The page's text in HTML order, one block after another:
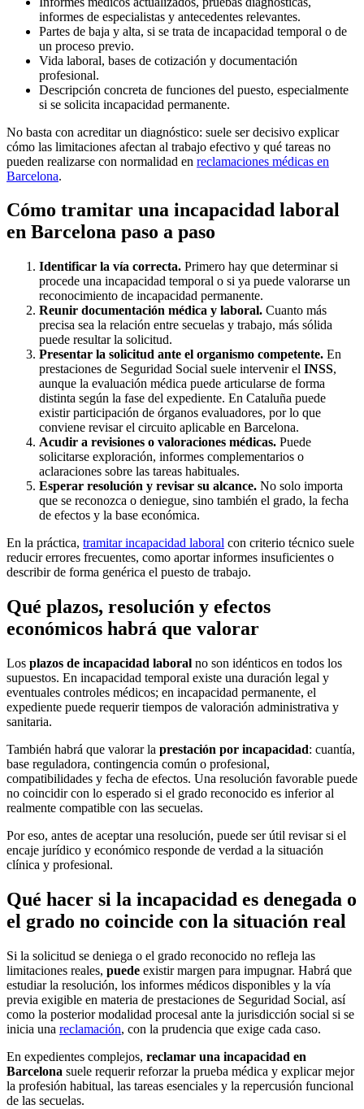
informes de especialistas y antecedentes relevantes.
Partes de baja y alta, si se trata de incapacidad temporal o de
un proceso previo.
Vida laboral, bases de cotización y documentación
profesional.
Descripción concreta de funciones del puesto, especialmente
si se solicita incapacidad permanente.
No basta con acreditar un diagnóstico: suele ser decisivo explicar
cómo las limitaciones afectan al trabajo efectivo y qué tareas no
pueden realizarse con normalidad en reclamaciones médicas en
Barcelona.
Cómo tramitar una incapacidad laboral
en Barcelona paso a paso
Identificar la vía correcta. Primero hay que determinar si
procede una incapacidad temporal o si ya puede valorarse un
reconocimiento de incapacidad permanente.
Reunir documentación médica y laboral. Cuanto más
precisa sea la relación entre secuelas y trabajo, más sólida
puede resultar la solicitud.
Presentar la solicitud ante el organismo competente. En
prestaciones de Seguridad Social suele intervenir el INSS,
aunque la evaluación médica puede articularse de forma
distinta según la fase del expediente. En Cataluña puede
existir participación de órganos evaluadores, por lo que
conviene revisar el circuito aplicable en Barcelona.
Acudir a revisiones o valoraciones médicas. Puede
solicitarse exploración, informes complementarios o
aclaraciones sobre las tareas habituales.
Esperar resolución y revisar su alcance. No solo importa
que se reconozca o deniegue, sino también el grado, la fecha
de efectos y la base económica.
En la práctica, tramitar incapacidad laboral con criterio técnico suele
reducir errores frecuentes, como aportar informes insuficientes o
describir de forma genérica el puesto de trabajo.
Qué plazos, resolución y efectos
económicos habrá que valorar
Los plazos de incapacidad laboral no son idénticos en todos los
supuestos. En incapacidad temporal existe una duración legal y
eventuales controles médicos; en incapacidad permanente, el
expediente puede requerir tiempos de valoración administrativa y
sanitaria.
También habrá que valorar la prestación por incapacidad: cuantía,
base reguladora, contingencia común o profesional,
compatibilidades y fecha de efectos. Una resolución favorable puede
no coincidir con lo esperado si el grado reconocido es inferior al
realmente compatible con las secuelas.
Por eso, antes de aceptar una resolución, puede ser útil revisar si el
encaje jurídico y económico responde de verdad a la situación
clínica y profesional.
Qué hacer si la incapacidad es denegada o
el grado no coincide con la situación real
Si la solicitud se deniega o el grado reconocido no refleja las
limitaciones reales, puede existir margen para impugnar. Habrá que
estudiar la resolución, los informes médicos disponibles y la vía
previa exigible en materia de prestaciones de Seguridad Social, así
como la posterior modalidad procesal ante la jurisdicción social si se
inicia una reclamación, con la prudencia que exige cada caso.
En expedientes complejos, reclamar una incapacidad en
Barcelona suele requerir reforzar la prueba médica y explicar mejor
la profesión habitual, las tareas esenciales y la repercusión funcional
de las secuelas.